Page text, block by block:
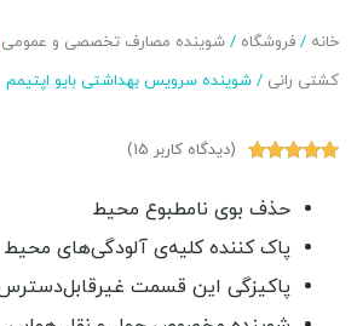
خانه / فروشگاه / شوینده مصارف تخصصی و عمومی
کشتی رانی / شوینده سرویس بهداشتی بایو اپتیمم
مشتری
(دیدگاه کاربر 15
)
حذف بوی نامطبوع محیط
پاک کننده کلیه‌ی آلودگی‌های محیط
پاکیزگی این قسمت